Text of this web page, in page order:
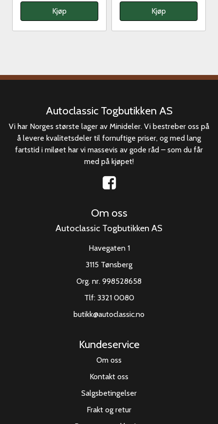
Kjøp Kjøp
Autoclassic Togbutikken AS
Vi har Norges største lager av Minideler. Vi bestreber oss på
å levere kvalitetsdeler til fornuftige priser, og med lang
fartstid i miløet har vi massevis av gode råd – som du får
med på kjøpet!
Om oss
Autoclassic Togbutikken AS
Havegaten 1
3115 Tønsberg
Org. nr. 998528658
Tlf: 3321 0080
butikk@autoclassic.no
Kundeservice
Om oss
Kontakt oss
Salgsbetingelser
Frakt og retur